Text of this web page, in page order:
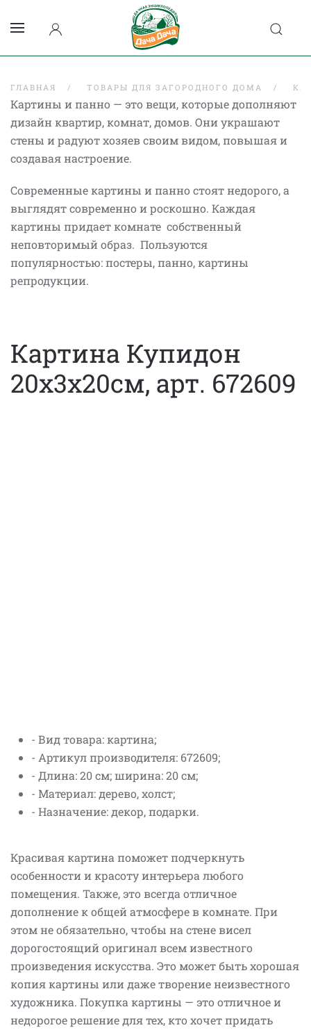
ГЛАВНАЯ ТОВАРЫ ДЛЯ ЗАГОРОДНОГО ДОМА
Картины и панно — это вещи, которые дополняют
дизайн квартир, комнат, домов. Они украшают
стены и радуют хозяев своим видом, повышая и
создавая настроение.
Современные картины и панно стоят недорого, а
выглядят современно и роскошно. Каждая
картины придает комнате собственный
неповторимый образ. Пользуются
популярностью: постеры, панно, картины
репродукции.
Картина Купидон
20х3х20см, арт. 672609
- Вид товара: картина;
- Артикул производителя: 672609;
- Длина: 20 см; ширина: 20 см;
- Материал: дерево, холст;
- Назначение: декор, подарки.
Красивая картина поможет подчеркнуть
особенности и красоту интерьера любого
помещения. Также, это всегда отличное
дополнение к общей атмосфере в комнате. При
этом не обязательно, чтобы на стене висел
дорогостоящий оригинал всем известного
произведения искусства. Это может быть хорошая
копия картины или даже творение неизвестного
художника. Покупка картины — это отличное и
недорогое решение для тех, кто хочет придать